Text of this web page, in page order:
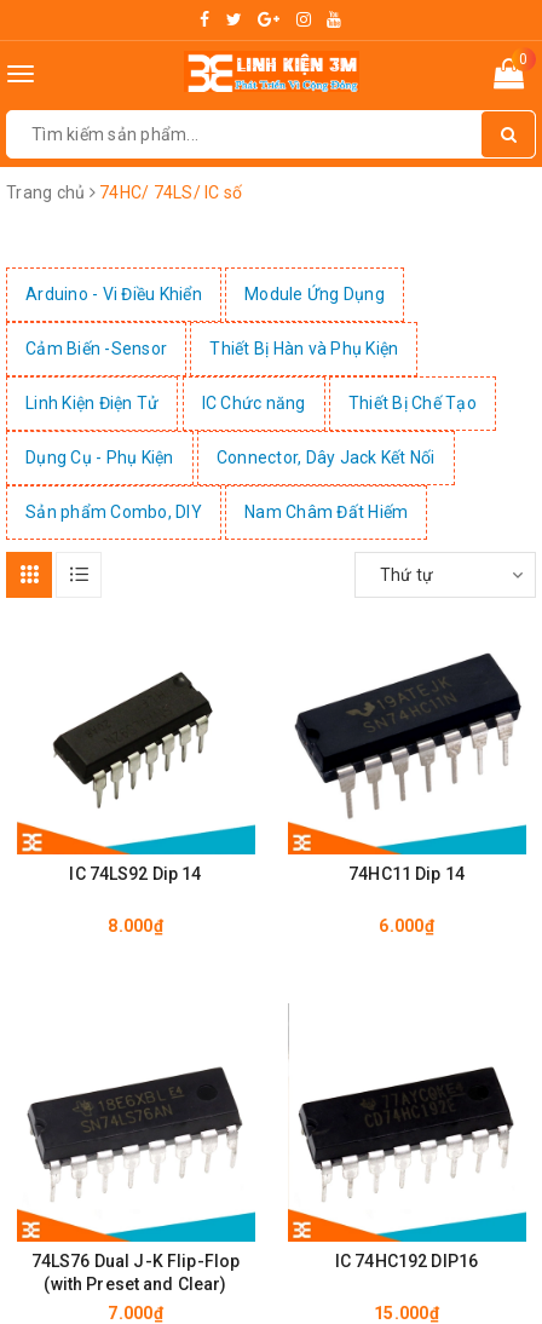
Toggle
0
Trang chủ 74HC/ 74LS/ IC số
Arduino - Vi Điều Khiển Module Ứng Dụng
Cảm Biến -Sensor Thiết Bị Hàn và Phụ Kiện
Linh Kiện Điện Tử IC Chức năng Thiết Bị Chế Tạo
Dụng Cụ - Phụ Kiện Connector, Dây Jack Kết Nối
Sản phẩm Combo, DIY Nam Châm Đất Hiếm
Thứ tự
IC 74LS92 Dip 14
8.000₫
74HC11 Dip 14
6.000₫
74LS76 Dual J-K Flip-Flop
(with Preset and Clear)
7.000₫
IC 74HC192 DIP16
15.000₫